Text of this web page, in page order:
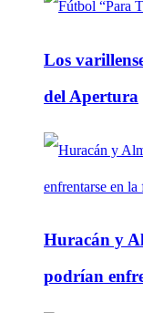
Los
del Apertura
Huracán y
podrían